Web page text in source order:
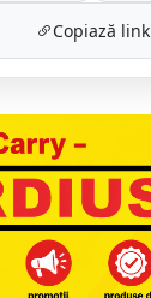
Copiază link